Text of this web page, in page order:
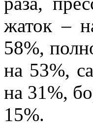
жаток –
58%,
на 53%,
на 31%,
15%.